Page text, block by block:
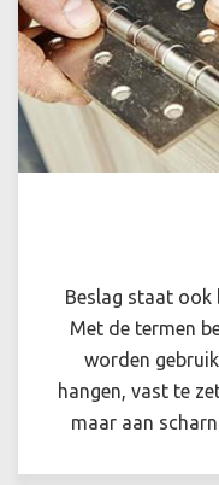
Beslag staat ook
Met de termen
worden
hangen, vast te
maar aan